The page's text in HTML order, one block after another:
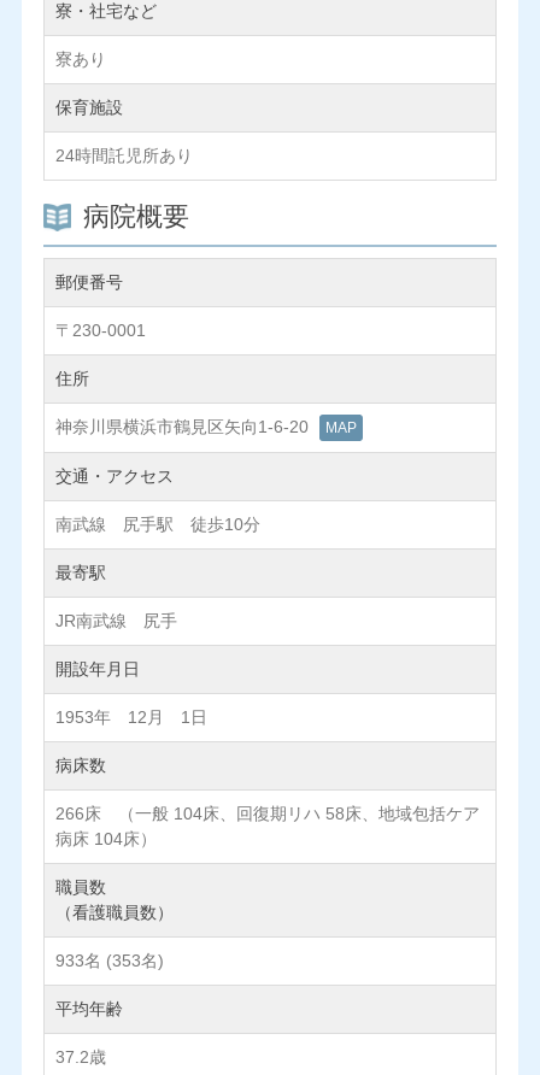
寮・社宅など
寮あり
保育施設
24時間託児所あり
病院概要
郵便番号
〒230-0001
住所
神奈川県横浜市鶴見区矢向1-6-20 MAP
交通・アクセス
南武線 尻手駅 徒歩10分
最寄駅
JR南武線 尻手
開設年月日
1953年 12月 1日
病床数
266床 （一般 104床、回復期リハ 58床、地域包括ケア
病床 104床）
職員数
（看護職員数）
933名 (353名)
平均年齢
37.2歳